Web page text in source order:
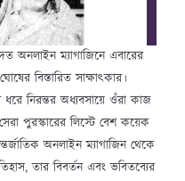
অনলাইন ম্যাগাজিনে এবারের
বিস্তারিত সাক্ষাৎকার।
নিরন্তর অধ্যবসায়ে ওঁরা কাজ
পুরস্কারের লিস্টে বেশ কয়েক
অনলাইন ম্যাগাজিন থেকে
তার বিবর্তন এবং ভবিতব্যের